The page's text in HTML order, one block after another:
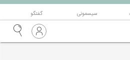
سیسمونی گفتگو